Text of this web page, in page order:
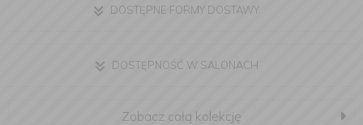
DOSTĘPNE FORMY DOSTAWY
DOSTĘPNOŚĆ W SALONACH
Zobacz całą kolekcję